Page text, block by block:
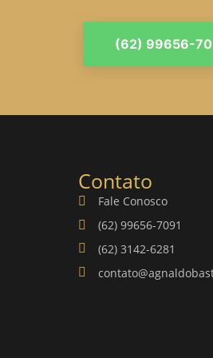
(62) 99656-
Contato
Fale Conosco
(62) 99656-7091
(62) 3142-6281